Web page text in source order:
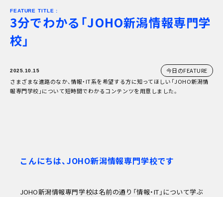
高校既卒者の方へ
保護者の方へ
学校教職員の方へ
企業の方へ
その他メニュー
個人情報保護方針
FEATURE TITLE :
3分でわかる「JOHO新潟情報専門学
校」
2025.10.15
今日のFEATURE
さまざまな進路のなか、情報・IT系を希望する方に知ってほしい「JOHO新潟情
報専門学校」について短時間でわかるコンテンツを用意しました。
こんにちは、JOHO新潟情報専門学校です
JOHO新潟情報専門学校は名前の通り「情報・IT」について学ぶ